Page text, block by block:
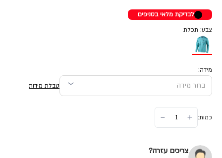
לבדיקת מלאי בסניפים
צבע: תכלת
מידה:
טבלת מידות
כמות:
צריכים עזרה?